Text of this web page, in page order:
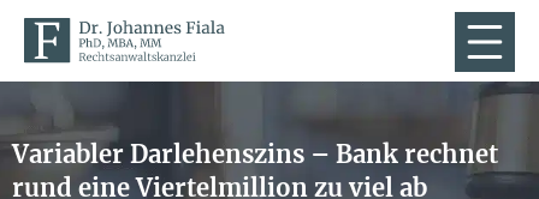
Variabler Darlehenszins – Bank rechnet
rund eine Viertelmillion zu viel ab